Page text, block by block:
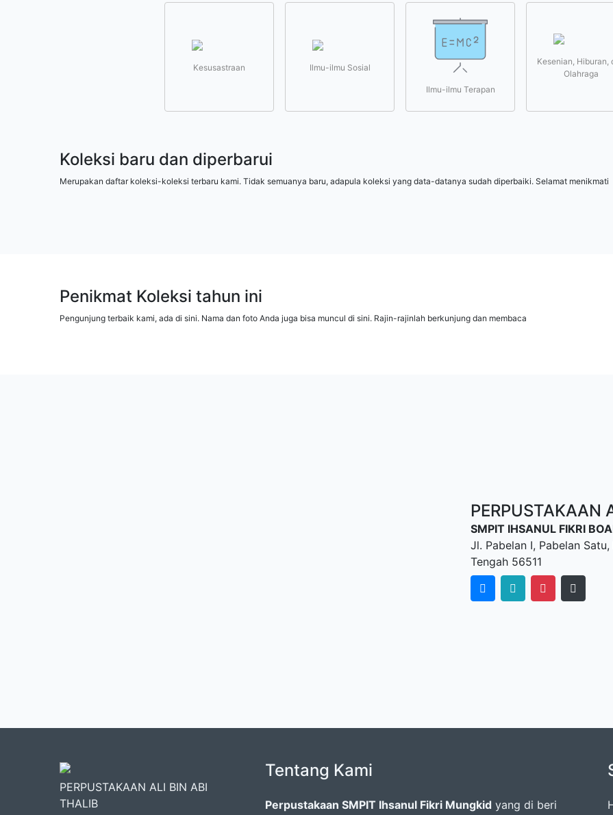
Kesusastraan Ilmu-ilmu Sosial
Ilmu-ilmu Terapan
Kesenian, Hiburan,
Olahraga
Koleksi baru dan diperbarui
Merupakan daftar koleksi-koleksi terbaru kami. Tidak semuanya baru, adapula koleksi yang data-datanya sudah diperbaiki. Selamat menikmati
Penikmat Koleksi tahun ini
Pengunjung terbaik kami, ada di sini. Nama dan foto Anda juga bisa muncul di sini. Rajin-rajinlah berkunjung dan membaca
PERPUSTAKAAN
SMPIT IHSANUL FIKRI
Jl. Pabelan I, Pabelan
Tengah 56511
PERPUSTAKAAN ALI BIN ABI
THALIB
Tentang Kami
Perpustakaan SMPIT Ihsanul Fikri Mungkid yang di beri